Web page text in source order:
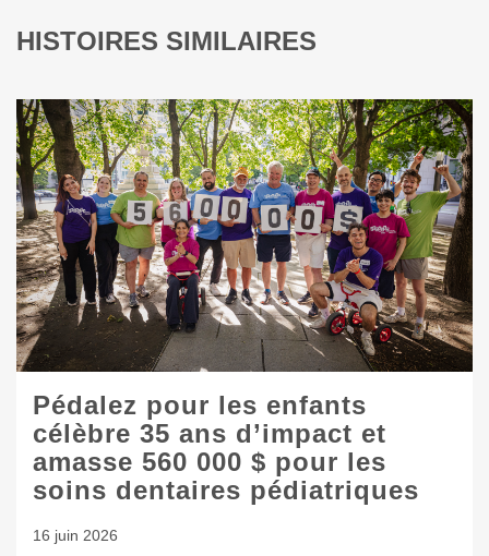
HISTOIRES SIMILAIRES
Pédalez pour les enfants
célèbre 35 ans d’impact et
amasse 560 000 $ pour les
soins dentaires pédiatriques
16 juin 2026